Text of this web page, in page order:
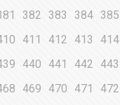
382 383 384 385
411 412 413 414
440 441 442 443
469 470 471 472